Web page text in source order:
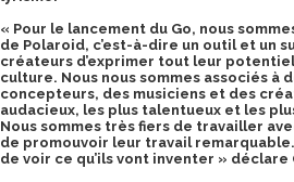
« Pour le lancement du Go, nous
de Polaroid, c’est-à-dire un outil et un
créateurs d’exprimer tout leur
culture. Nous nous sommes associés à
concepteurs, des musiciens et des
audacieux, les plus talentueux et les
Nous sommes très fiers de travailler
de promouvoir leur travail
de voir ce qu’ils vont inventer » déclare